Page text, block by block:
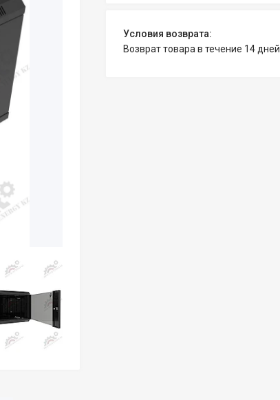
возврат товара в течение 14 дней